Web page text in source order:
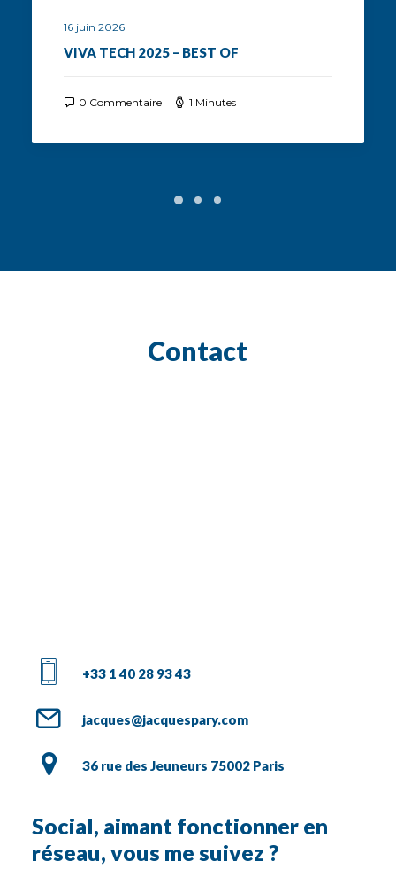
16 juin 2026
VIVA TECH 2025 – BEST OF
0 Commentaire 1 Minutes
Contact
+33 1 40 28 93 43
jacques@jacquespary.com
36 rue des Jeuneurs 75002 Paris
Social, aimant fonctionner en
réseau, vous me suivez ?